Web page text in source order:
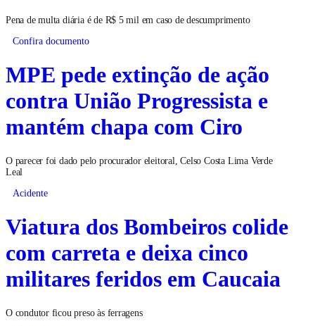
Pena de multa diária é de R$ 5 mil em caso de descumprimento
Confira documento
MPE pede extinção de ação
contra União Progressista e
mantém chapa com Ciro
O parecer foi dado pelo procurador eleitoral, Celso Costa Lima Verde
Leal
Acidente
Viatura dos Bombeiros colide
com carreta e deixa cinco
militares feridos em Caucaia
O condutor ficou preso às ferragens